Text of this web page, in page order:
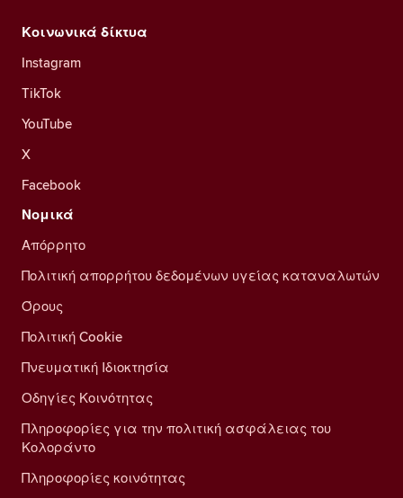
Κοινωνικά δίκτυα
Instagram
TikTok
YouTube
X
Facebook
Νομικά
Απόρρητο
Πολιτική απορρήτου δεδομένων υγείας καταναλωτών
Όρους
Πολιτική Cookie
Πνευματική Ιδιοκτησία
Οδηγίες Κοινότητας
Πληροφορίες για την πολιτική ασφάλειας του
Κολοράντο
Πληροφορίες κοινότητας